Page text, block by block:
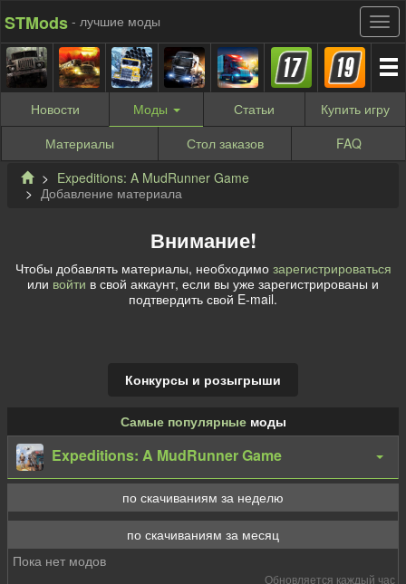
STMods - лучшие моды
Новости Моды Статьи Купить игру
Материалы
Стол заказов
FAQ
Expeditions: A MudRunner Game
Добавление материала
Внимание!
Чтобы добавлять материалы, необходимо зарегистрироваться
или войти в свой аккаунт, если вы уже зарегистрированы и
подтвердить свой E-mail.
Конкурсы и розыгрыши
Самые популярныемоды
Expeditions: A MudRunner Game
по скачиваниям за неделю
по скачиваниям за месяц
Пока нет модов
Обновляется каждый час